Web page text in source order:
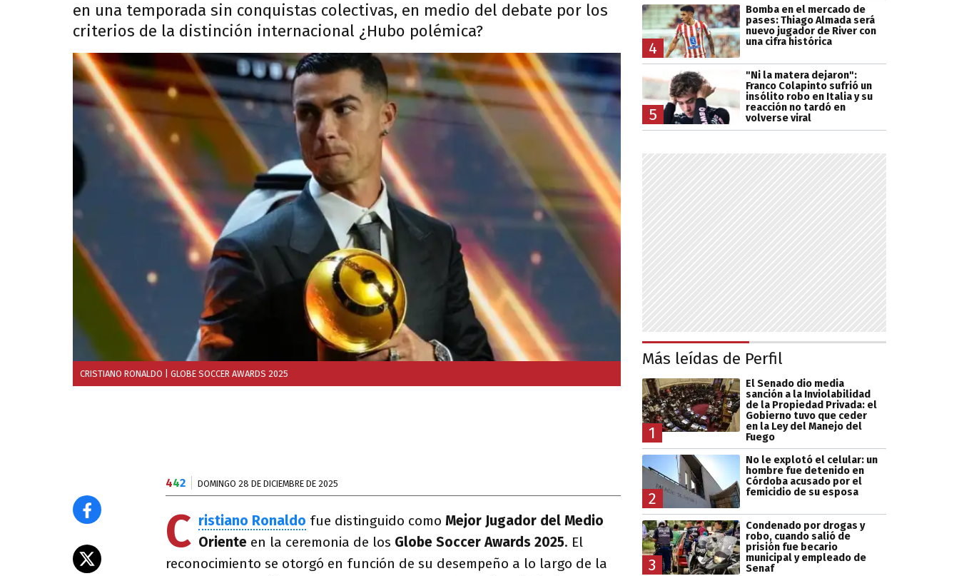
en una temporada sin conquistas colectivas, en medio del debate por los
criterios de la distinción internacional ¿Hubo polémica?
CRISTIANO RONALDO | GLOBE SOCCER AWARDS 2025
442 DOMINGO 28 DE DICIEMBRE DE 2025
C ristiano Ronaldo fue distinguido como Mejor Jugador del Medio
Oriente en la ceremonia de los Globe Soccer Awards 2025. El
reconocimiento se otorgó en función de su desempeño a lo largo de la
4
Bomba en el mercado de
pases: Thiago Almada será
nuevo jugador de River con
una cifra histórica
5
"Ni la matera dejaron":
Franco Colapinto sufrió un
insólito robo en Italia y su
reacción no tardó en
volverse viral
Más leídas de Perfil
1
El Senado dio media
sanción a la Inviolabilidad
de la Propiedad Privada: el
Gobierno tuvo que ceder
en la Ley del Manejo del
Fuego
2
No le explotó el celular: un
hombre fue detenido en
Córdoba acusado por el
femicidio de su esposa
3
Condenado por drogas y
robo, cuando salió de
prisión fue becario
municipal y empleado de
Senaf